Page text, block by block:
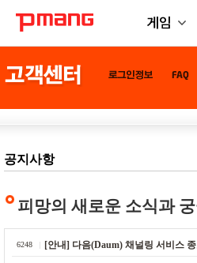
게임
공지사항
피망의 새로운 소식과
6248 [안내] 다음(Daum) 채널링 서비스